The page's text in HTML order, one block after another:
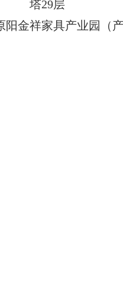
塔29层
阳金祥家具产业园（